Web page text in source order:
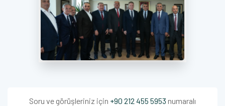
Soru ve görüşleriniz için +90 212 455 5953 numaralı